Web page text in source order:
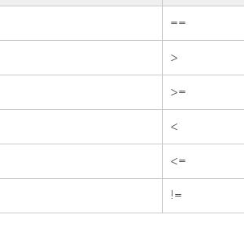
==
>
>=
<
<=
!=